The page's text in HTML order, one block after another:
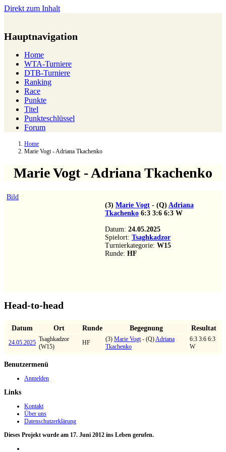
Direkt zum Inhalt
Hauptnavigation
Home
WTA-Turniere
DTB-Turniere
Ranking
Race
Punkte
Titel
Punkteschlüssel
Forum
Home
Marie Vogt - Adriana Tkachenko
Marie Vogt - Adriana Tkachenko
Bild
(3) Marie Vogt - (Q) Adriana
Tkachenko 6:3 3:6 6:3 W
Datum: 24.05.2025
Spielort: Tsaghkadzor
Turnierkategorie: W15
Runde: HF
Head-to-head
Datum Ort Runde Begegnung Resultat
24.05.2025 Tsaghkadzor
(W15)
HF (3) Marie Vogt- (Q)Adriana
Tkachenko
6:3 3:6 6:3
W
Benutzermenü
Anmelden
Links
Kontakt
Über uns
Datenschutzerklärung
Dieses Projekt wurde am 17. Juni 2012 ins Leben gerufen.